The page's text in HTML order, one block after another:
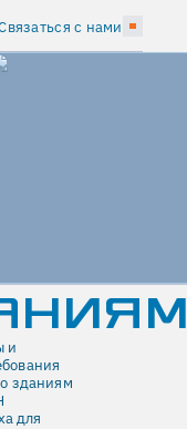
с нами
и
зданиям
для